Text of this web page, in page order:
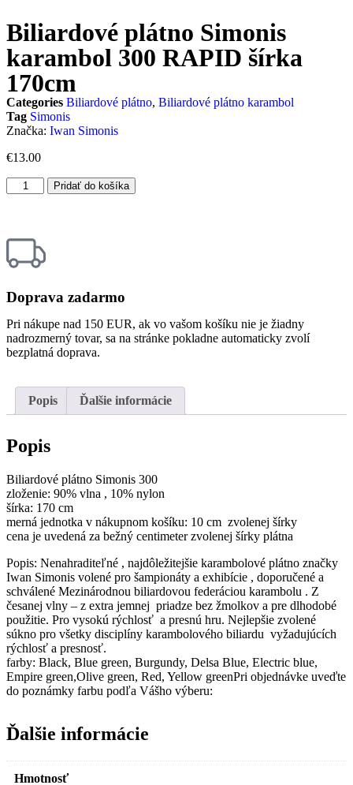
Biliardové plátno Simonis
karambol 300 RAPID šírka
170cm
Categories Biliardové plátno, Biliardové plátno karambol
Tag Simonis
Značka: Iwan Simonis
€13.00
Pridať do košíka
Doprava zadarmo
Pri nákupe nad 150 EUR, ak vo vašom košíku nie je žiadny
nadrozmerný tovar, sa na stránke pokladne automaticky zvolí
bezplatná doprava.
Popis Ďalšie informácie
Popis
Biliardové plátno Simonis 300
zloženie: 90% vlna , 10% nylon
šírka: 170 cm
merná jednotka v nákupnom košíku: 10 cm zvolenej šírky
cena je uvedená za bežný centimeter zvolenej šírky plátna
Popis: Nenahraditeľné , najdôležitejšie karambolové plátno značky
Iwan Simonis volené pro šampionáty a exhibície , doporučené a
schválené Mezinárodnou biliardovou federáciou karambolu . Z
česanej vlny – z extra jemnej priadze bez žmolkov a pre dlhodobé
použitie. Pro vysokú rýchlosť a presnú hru. Nejlepšie zvolené
súkno pro všetky disciplíny karambolového biliardu vyžadujúcích
rýchlosť a presnosť.
farby: Black, Blue green, Burgundy, Delsa Blue, Electric blue,
Empire green,Olive green, Red, Yellow greenPri objednávke uveďte
do poznámky farbu podľa Vášho výberu:
Ďalšie informácie
Hmotnosť